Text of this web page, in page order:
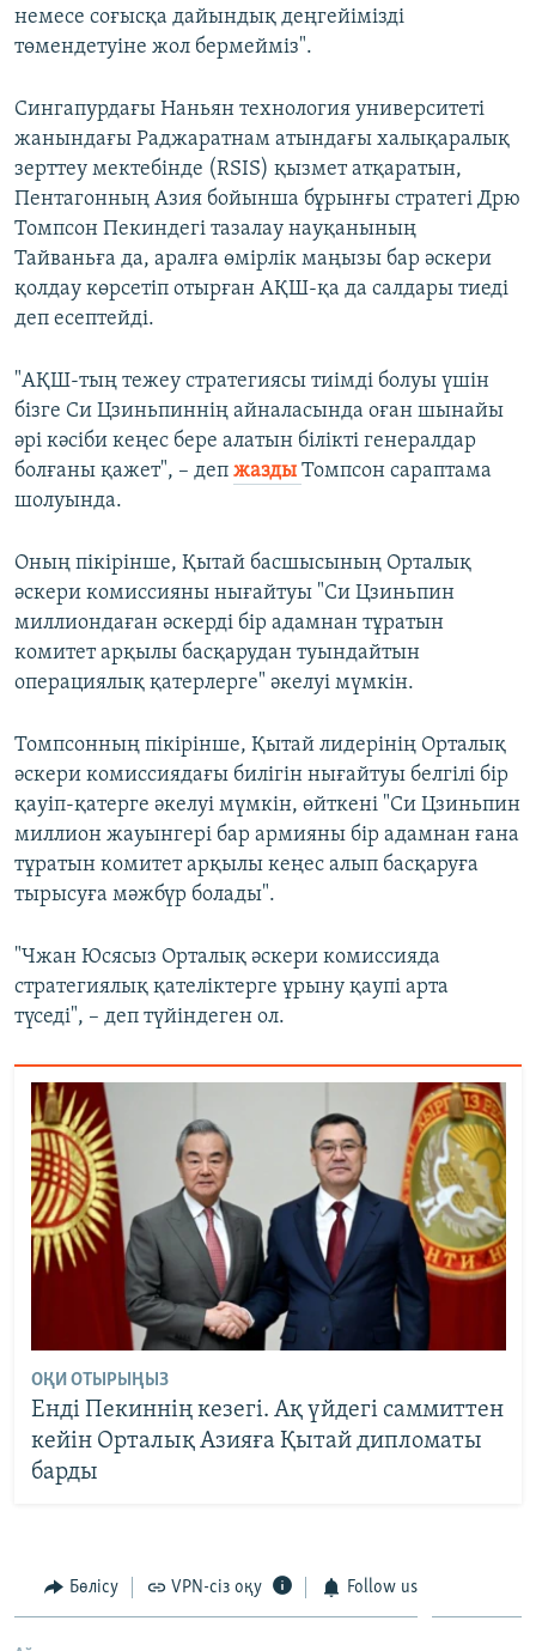
немесе соғысқа дайындық деңгейімізді
төмендетуіне жол бермейміз".
Сингапурдағы Наньян технология университеті
жанындағы Раджаратнам атындағы халықаралық
зерттеу мектебінде (RSIS) қызмет атқаратын,
Пентагонның Азия бойынша бұрынғы стратегі Дрю
Томпсон Пекиндегі тазалау науқанының
Тайваньға да, аралға өмірлік маңызы бар әскери
қолдау көрсетіп отырған АҚШ-қа да салдары тиеді
деп есептейді.
"АҚШ-тың тежеу стратегиясы тиімді болуы үшін
бізге Си Цзиньпиннің айналасында оған шынайы
әрі кәсіби кеңес бере алатын білікті генералдар
болғаны қажет", – деп жазды Томпсон сараптама
шолуында.
Оның пікірінше, Қытай басшысының Орталық
әскери комиссияны нығайтуы "Си Цзиньпин
миллиондаған әскерді бір адамнан тұратын
комитет арқылы басқарудан туындайтын
операциялық қатерлерге" әкелуі мүмкін.
Томпсонның пікірінше, Қытай лидерінің Орталық
әскери комиссиядағы билігін нығайтуы белгілі бір
қауіп-қатерге әкелуі мүмкін, өйткені "Си Цзиньпин
миллион жауынгері бар армияны бір адамнан ғана
тұратын комитет арқылы кеңес алып басқаруға
тырысуға мәжбүр болады".
"Чжан Юсясыз Орталық әскери комиссияда
стратегиялық қателіктерге ұрыну қаупі арта
түседі", – деп түйіндеген ол.
ОҚИ ОТЫРЫҢЫЗ
Енді Пекиннің кезегі. Ақ үйдегі саммиттен
кейін Орталық Азияға Қытай дипломаты
барды
Бөлісу VPN-сіз оқу Follow us